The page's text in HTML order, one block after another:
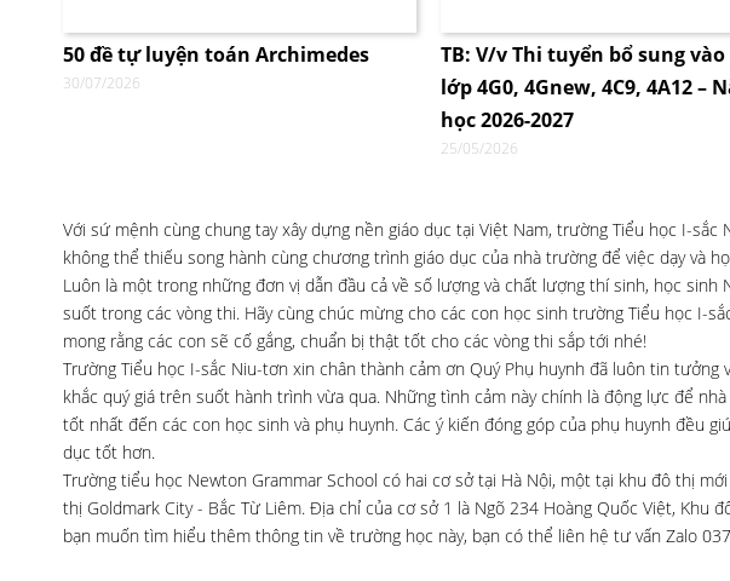
50 đề tự luyện toán Archimedes
30/07/2026
TB: V/v Thi tuyển bổ sung vào
lớp 4G0, 4Gnew, 4C9, 4A12 –
học 2026-2027
25/05/2026
Với sứ mệnh cùng chung tay xây dựng nền giáo dục tại Việt Nam, trường Tiểu học I-
không thể thiếu song hành cùng chương trình giáo dục của nhà trường để việc dạy và
Luôn là một trong những đơn vị dẫn đầu cả về số lượng và chất lượng thí sinh, học
suốt trong các vòng thi. Hãy cùng chúc mừng cho các con học sinh trường Tiểu học I-
mong rằng các con sẽ cố gắng, chuẩn bị thật tốt cho các vòng thi sắp tới nhé!
Trường Tiểu học I-sắc Niu-tơn xin chân thành cảm ơn Quý Phụ huynh đã luôn tin
khắc quý giá trên suốt hành trình vừa qua. Những tình cảm này chính là động lực để
tốt nhất đến các con học sinh và phụ huynh. Các ý kiến đóng góp của phụ huynh đều
dục tốt hơn.
Trường tiểu học Newton Grammar School có hai cơ sở tại Hà Nội, một tại khu đô thị
thị Goldmark City - Bắc Từ Liêm. Địa chỉ của cơ sở 1 là Ngõ 234 Hoàng Quốc Việt, Khu
bạn muốn tìm hiểu thêm thông tin về trường học này, bạn có thể liên hệ tư vấn Zalo